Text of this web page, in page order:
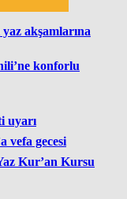
akşamlarına
konforlu
uyarı
vefa gecesi
Kur’an Kursu